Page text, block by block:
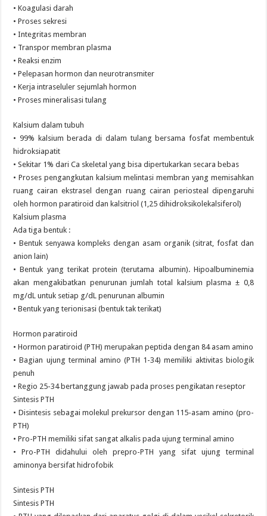
• Koagulasi darah
• Proses sekresi
• Integritas membran
• Transpor membran plasma
• Reaksi enzim
• Pelepasan hormon dan neurotransmiter
• Kerja intraseluler sejumlah hormon
• Proses mineralisasi tulang
Kalsium dalam tubuh
• 99% kalsium berada di dalam tulang bersama fosfat membentuk
hidroksiapatit
• Sekitar 1% dari Ca skeletal yang bisa dipertukarkan secara bebas
• Proses pengangkutan kalsium melintasi membran yang memisahkan
ruang cairan ekstrasel dengan ruang cairan periosteal dipengaruhi
oleh hormon paratiroid dan kalsitriol (1,25 dihidroksikolekalsiferol)
Kalsium plasma
Ada tiga bentuk :
• Bentuk senyawa kompleks dengan asam organik (sitrat, fosfat dan
anion lain)
• Bentuk yang terikat protein (terutama albumin). Hipoalbuminemia
akan mengakibatkan penurunan jumlah total kalsium plasma ± 0,8
mg/dL untuk setiap g/dL penurunan albumin
• Bentuk yang terionisasi (bentuk tak terikat)
Hormon paratiroid
• Hormon paratiroid (PTH) merupakan peptida dengan 84 asam amino
• Bagian ujung terminal amino (PTH 1-34) memiliki aktivitas biologik
penuh
• Regio 25-34 bertanggung jawab pada proses pengikatan reseptor
Sintesis PTH
• Disintesis sebagai molekul prekursor dengan 115-asam amino (pro-
PTH)
• Pro-PTH memiliki sifat sangat alkalis pada ujung terminal amino
• Pro-PTH didahului oleh prepro-PTH yang sifat ujung terminal
aminonya bersifat hidrofobik
Sintesis PTH
Sintesis PTH